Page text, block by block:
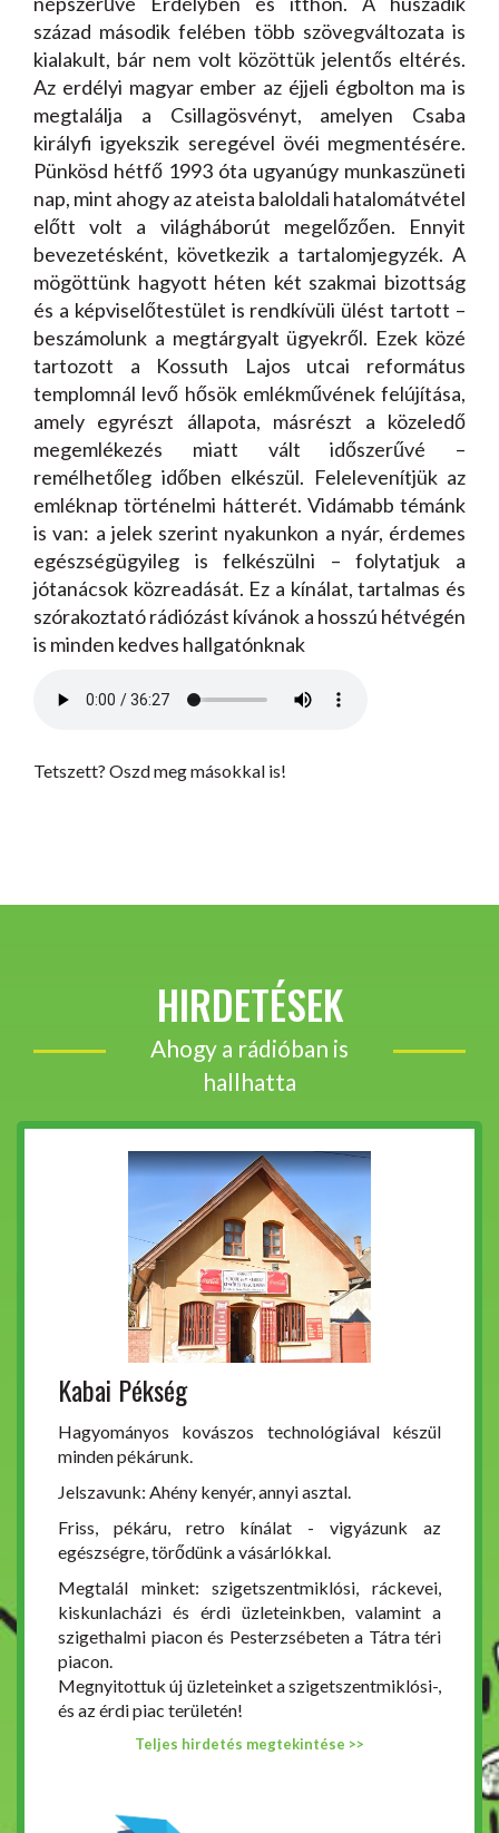
század második felében több szövegváltozata is
kialakult, bár nem volt közöttük jelentős eltérés.
Az erdélyi magyar ember az éjjeli égbolton ma is
megtalálja a Csillagösvényt, amelyen Csaba
királyfi igyekszik seregével övéi megmentésére.
Pünkösd hétfő 1993 óta ugyanúgy munkaszüneti
nap, mint ahogy az ateista baloldali hatalomátvétel
előtt volt a világháborút megelőzően. Ennyit
bevezetésként, következik a tartalomjegyzék. A
mögöttünk hagyott héten két szakmai bizottság
és a képviselőtestület is rendkívüli ülést tartott –
beszámolunk a megtárgyalt ügyekről. Ezek közé
tartozott a Kossuth Lajos utcai református
templomnál levő hősök emlékművének felújítása,
amely egyrészt állapota, másrészt a közeledő
megemlékezés miatt vált időszerűvé –
remélhetőleg időben elkészül. Felelevenítjük az
emléknap történelmi hátterét. Vidámabb témánk
is van: a jelek szerint nyakunkon a nyár, érdemes
egészségügyileg is felkészülni – folytatjuk a
jótanácsok közreadását. Ez a kínálat, tartalmas és
szórakoztató rádiózást kívánok a hosszú hétvégén
is minden kedves hallgatónknak
Tetszett? Oszd meg másokkal is!
HIRDETÉSEK
Ahogy a rádióban is
hallhatta
Kabai Pékség
Hagyományos kovászos technológiával készül
minden pékárunk.
Jelszavunk: Ahény kenyér, annyi asztal.
Friss, pékáru, retro kínálat - vigyázunk az
egészségre, törődünk a vásárlókkal.
Megtalál minket: szigetszentmiklósi, ráckevei,
kiskunlacházi és érdi üzleteinkben, valamint a
szigethalmi piacon és Pesterzsébeten a Tátra téri
piacon.
Megnyitottuk új üzleteinket a szigetszentmiklósi-,
és az érdi piac területén!
Teljes hirdetés megtekintése >>